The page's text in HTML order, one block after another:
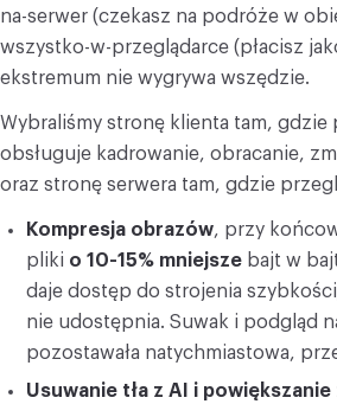
na-serwer (czekasz na podróże w
wszystko-w-przeglądarce (płacisz
ekstremum nie wygrywa wszędzie.
Wybraliśmy stronę klienta tam, gdzie
obsługuje kadrowanie, obracanie,
oraz stronę serwera tam, gdzie
Kompresja obrazów, przy
pliki o 10-15% mniejsze bajt w
daje dostęp do strojenia
nie udostępnia. Suwak i podgląd
pozostawała natychmiastowa,
Usuwanie tła z AI i powiększanie